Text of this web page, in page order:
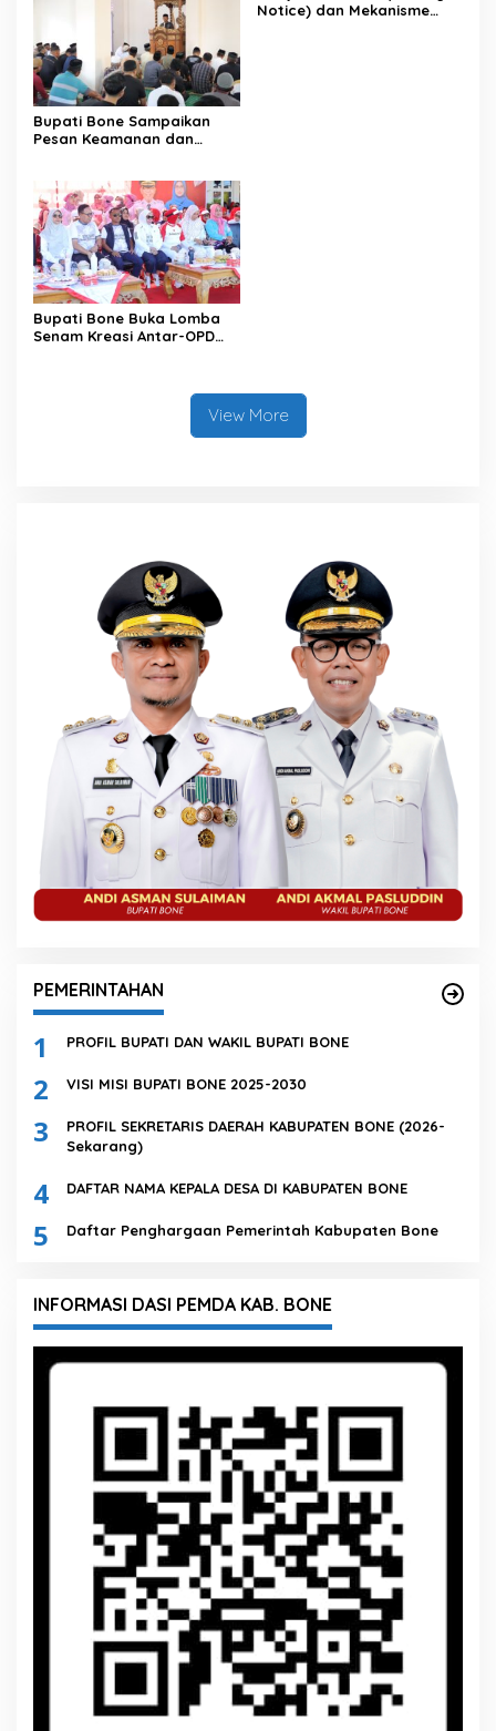
Bupati Bone Sampaikan
Pesan Keamanan dan
Notice) dan Mekanisme
Bupati Bone Buka Lomba
Senam Kreasi Antar-OPD
View More
PEMERINTAHAN
1 PROFIL BUPATI DAN WAKIL BUPATI BONE
2 VISI MISI BUPATI BONE 2025-2030
3
PROFIL SEKRETARIS DAERAH KABUPATEN BONE (2026-
Sekarang)
4 DAFTAR NAMA KEPALA DESA DI KABUPATEN BONE
5 Daftar Penghargaan Pemerintah Kabupaten Bone
INFORMASI DASI PEMDA KAB. BONE